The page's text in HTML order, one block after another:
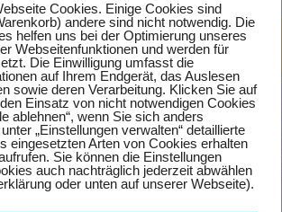
Cookies. Einige Cookies sind
andere sind nicht notwendig. Die
helfen uns bei der Optimierung unseres
Webseitenfunktionen und werden für
Die Einwilligung umfasst die
auf Ihrem Endgerät, das Auslesen
sowie deren Verarbeitung. Klicken Sie auf
Einsatz von nicht notwendigen Cookies
ablehnen“, wenn Sie sich anders
„Einstellungen verwalten“ detaillierte
eingesetzten Arten von Cookies erhalten
Sie können die Einstellungen
auch nachträglich jederzeit abwählen
oder unten auf unserer Webseite).